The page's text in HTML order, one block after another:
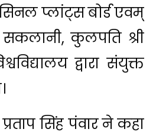
प्लांट्स बोर्ड एवम्
सकलानी, कुलपति श्री
द्वारा संयुक्त
सिंह पंवार ने कहा